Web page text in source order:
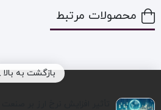
محصولات مرتبط
بازگشت به بالا